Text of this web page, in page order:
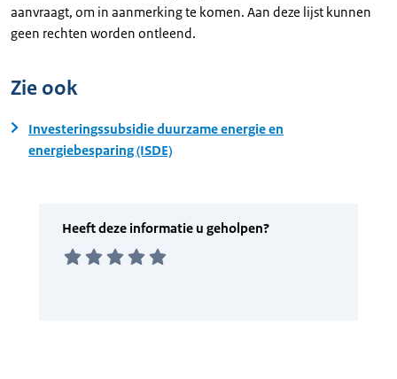
aanvraagt, om in aanmerking te komen. Aan deze lijst kunnen
geen rechten worden ontleend.
Zie ook
Investeringssubsidie duurzame energie en
energiebesparing (ISDE)